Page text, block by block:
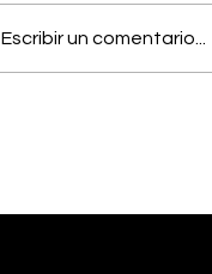
Escribir un comentario...